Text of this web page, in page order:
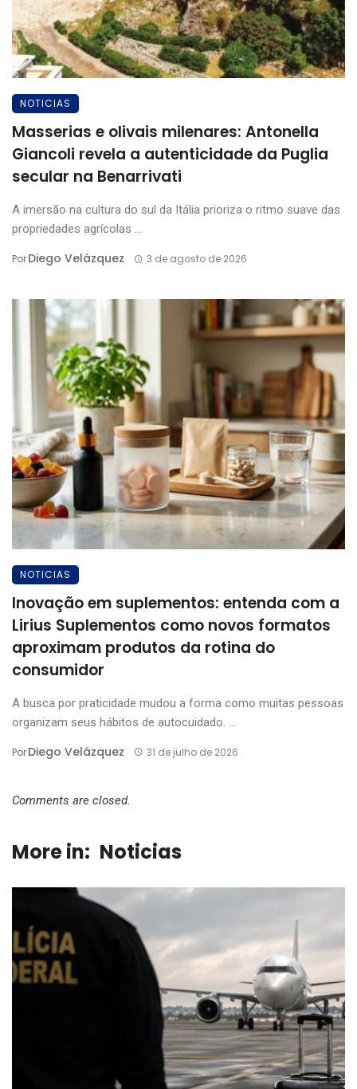
NOTICIAS
Masserias e olivais milenares: Antonella
Giancoli revela a autenticidade da Puglia
secular na Benarrivati
A imersão na cultura do sul da Itália prioriza o ritmo suave das
propriedades agrícolas ...
PorDiego Velázquez 3 de agosto de 2026
NOTICIAS
Inovação em suplementos: entenda com a
Lirius Suplementos como novos formatos
aproximam produtos da rotina do
consumidor
A busca por praticidade mudou a forma como muitas pessoas
organizam seus hábitos de autocuidado. ...
PorDiego Velázquez 31 de julho de 2026
Comments are closed.
More in: Noticias